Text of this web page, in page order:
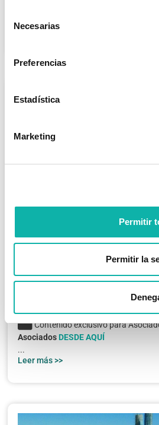
Necesarias
Preferencias
Estadística
Marketing
Permitir
Permitir la
...
SEGUIMIENTO
TRANSPORTE
PELIGROSAS ABRIL
Transporte
Contenido exclusivo para
Asociados DESDE AQUÍ
...
Leer más >>